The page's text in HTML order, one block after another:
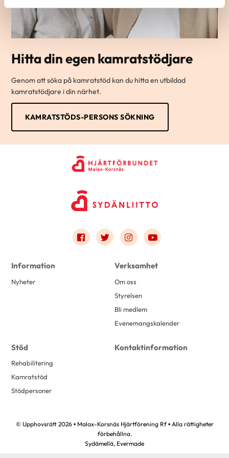
Hitta din egen kamratstödjare
Genom att söka på kamratstöd kan du hitta en utbildad
kamratstödjare i din närhet.
KAMRATSTÖDS-PERSONS SÖKNING
Link to facebook
Link to twitter
Link to instagram
Link to youtube
Information
Nyheter
Verksamhet
Om oss
Styrelsen
Bli medlem
Evenemangskalender
Stöd
Rehabilitering
Kamratstöd
Stödpersoner
Kontaktinformation
© Upphovsrätt 2026 • Malax-Korsnäs Hjärtförening Rf • Alla rättigheter
förbehållna.
Sydämellä, Evermade